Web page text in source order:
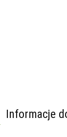
Informacje